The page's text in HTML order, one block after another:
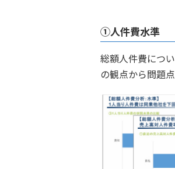
①人件費水準
総額人件費につ
の観点から問題